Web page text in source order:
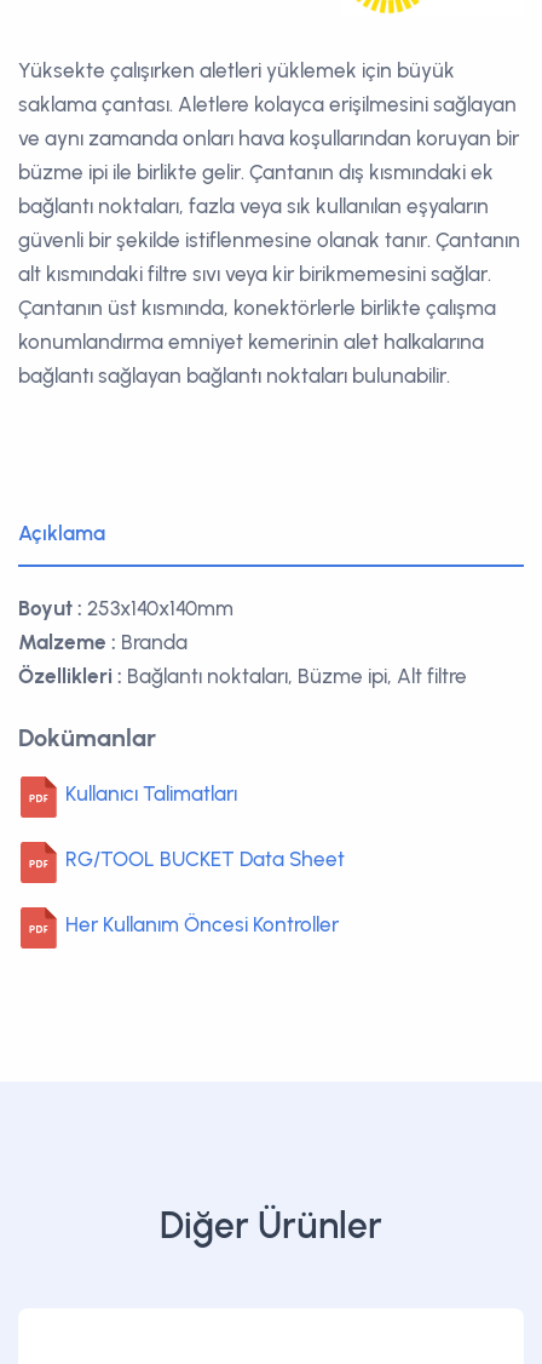
Yüksekte çalışırken aletleri yüklemek için büyük
saklama çantası. Aletlere kolayca erişilmesini sağlayan
ve aynı zamanda onları hava koşullarından koruyan bir
büzme ipi ile birlikte gelir. Çantanın dış kısmındaki ek
bağlantı noktaları, fazla veya sık kullanılan eşyaların
güvenli bir şekilde istiflenmesine olanak tanır. Çantanın
alt kısmındaki filtre sıvı veya kir birikmemesini sağlar.
Çantanın üst kısmında, konektörlerle birlikte çalışma
konumlandırma emniyet kemerinin alet halkalarına
bağlantı sağlayan bağlantı noktaları bulunabilir.
Açıklama
Boyut : 253x140x140mm
Malzeme : Branda
Özellikleri : Bağlantı noktaları, Büzme ipi, Alt filtre
Dokümanlar
Kullanıcı Talimatları
RG/TOOL BUCKET Data Sheet
Her Kullanım Öncesi Kontroller
Diğer Ürünler